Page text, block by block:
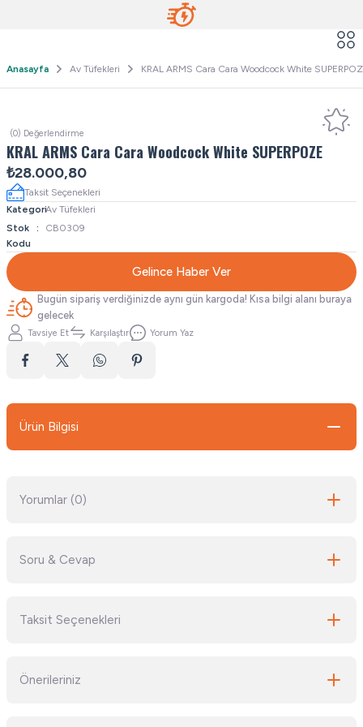
Anasayfa Av Tüfekleri KRAL ARMS Cara Cara Woodcock White
(0) Değerlendirme
KRAL ARMS Cara Cara Woodcock White SUPERPOZE
₺28.000,80
Taksit Seçenekleri
KategoriAv Tüfekleri
Stok
Kodu
CB0309
Gelince Haber Ver
Bugün sipariş verdiğinizde aynı gün kargoda! Kısa bilgi alanı buraya
gelecek
Tavsiye Et Karşılaştır Yorum Yaz
Ürün Bilgisi
Yorumlar (0)
Soru & Cevap
Taksit Seçenekleri
Önerileriniz